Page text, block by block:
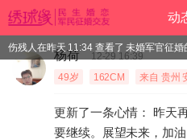
动
杨荷
12-29 16:39
49岁
162CM 来自 贵州
更新了一条心情： 昨天
要继续。展望未来，加油
伤残人在昨天 11:34 查看了 未婚军官征婚